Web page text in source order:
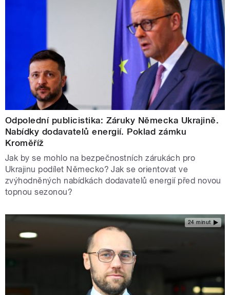
Odpolední publicistika: Záruky Německa Ukrajině.
Nabídky dodavatelů energií. Poklad zámku
Kroměříž
Jak by se mohlo na bezpečnostních zárukách pro
Ukrajinu podílet Německo? Jak se orientovat ve
zvýhodněných nabídkách dodavatelů energií před novou
topnou sezonou?
24 minut